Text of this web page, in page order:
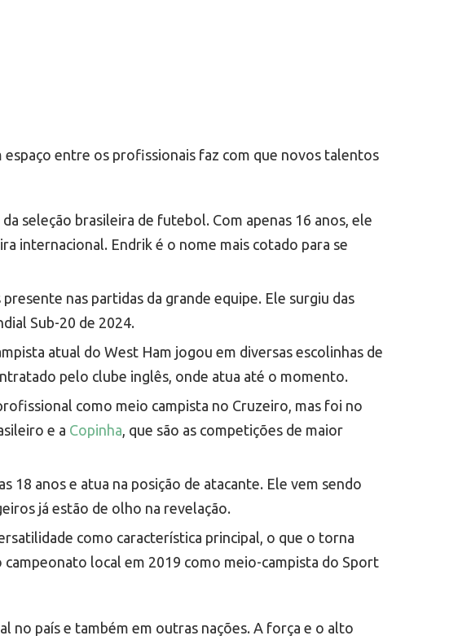
espaço entre os profissionais faz com que novos talentos
seleção brasileira de futebol. Com apenas 16 anos, ele
internacional. Endrik é o nome mais cotado para se
nas partidas da grande equipe. Ele surgiu das
Sub-20 de 2024.
atual do West Ham jogou em diversas escolinhas de
pelo clube inglês, onde atua até o momento.
como meio campista no Cruzeiro, mas foi no
e a Copinha, que são as competições de maior
18 anos e atua na posição de atacante. Ele vem sendo
já estão de olho na revelação.
como característica principal, o que o torna
campeonato local em 2019 como meio-campista do Sport
no país e também em outras nações. A força e o alto